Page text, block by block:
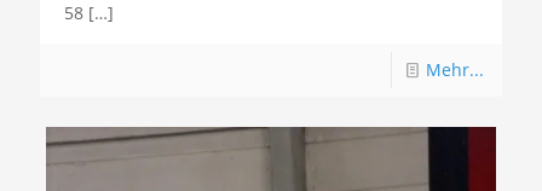
58 […]
Mehr...